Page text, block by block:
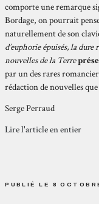
comporte une remarque
Bordage, on pourrait
naturellement de son
d’euphorie épuisés, la dure
nouvelles de la Terre
par un des rares
rédaction de nouvelles que
Serge Perraud
Lire l'article en entier
PUBLIÉ LE 8